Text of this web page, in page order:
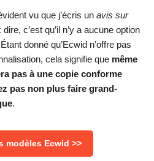
vu que j’écris un avis sur
c’est qu’il n’y a aucune option
donné qu’Ecwid n’offre pas
cela signifie que même
pas à une copie conforme
pas non plus faire grand-
.
modèles Ecwid >>